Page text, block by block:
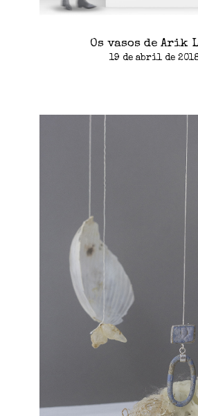
Os vasos de Arik
19 de abril de